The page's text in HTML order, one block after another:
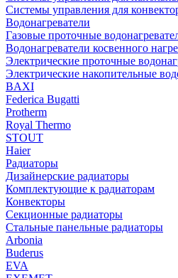
Системы управления для
Водонагреватели
Газовые проточные
Водонагреватели косвенного
Электрические проточные
Электрические накопительные
BAXI
Federica Bugatti
Protherm
Royal Thermo
STOUT
Haier
Радиаторы
Дизайнерские радиаторы
Комплектующие к радиаторам
Конвекторы
Секционные радиаторы
Стальные панельные радиаторы
Arbonia
Buderus
EVA